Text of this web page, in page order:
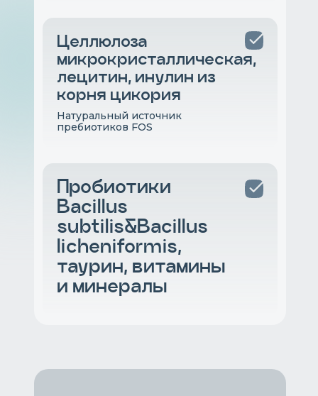
Целлюлоза
микрокристаллическая,
лецитин, инулин из
корня цикория
Натуральный источник
пребиотиков FOS
Пробиотики
Bacillus
subtilis&Bacillus
licheniformis,
таурин, витамины
и минералы